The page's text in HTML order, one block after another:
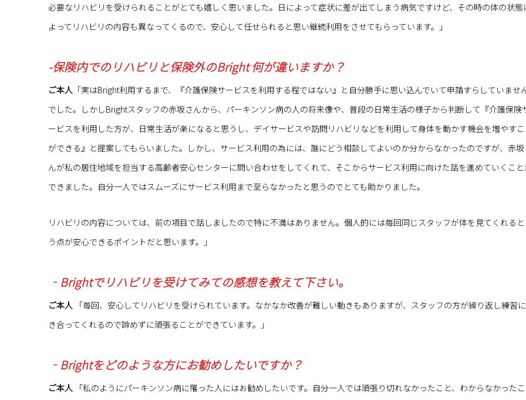
必要なリハビリを受けられることがとても嬉しく思いました。日によって症状に差が出てしまう病気ですけど、その時の体の状態
よってリハビリの内容も異なってくるので、安心して任せられると思い継続利用をさせてもらっています。」
-保険内でのリハビリと保険外のBright 何が違いますか？
ご本人 「実はBright利用するまで、『介護保険サービスを利用する程ではない』と自分勝手に思い込んでいて申請すらしていませ
でした。しかしBrightスタッフの赤坂さんから、パーキンソン病の人の将来像や、普段の日常生活の様子から判断して『介護保険
ービスを利用した方が、日常生活が楽になると思うし、デイサービスや訪問リハビリなどを利用して身体を動かす機会を増やす
ができる』と提案してもらいました。しかし、サービス利用の為には、誰にどう相談してよいのか分からなかったのですが、赤
んが私の居住地域を担当する高齢者安心センターに問い合わせをしてくれて、そこからサービス利用に向けた話を進めていくこ
できました。自分一人ではスムーズにサービス利用まで至らなかったと思うのでとても助かりました。
リハビリの内容については、前の項目で話しましたので特に不満はありません。個人的には毎回同じスタッフが体を見てくれる
う点が安心できるポイントだと思います。」
‐Brightでリハビリを受けてみての感想を教えて下さい。
ご本人 「毎回、安心してリハビリを受けられています。なかなか改善が難しい動きもありますが、スタッフの方が繰り返し練習
き合ってくれるので諦めずに頑張ることができています。」
‐Brightをどのような方にお勧めしたいですか？
ご本人 「私のようにパーキンソン病に罹った人にはお勧めしたいです。自分一人では頑張り切れなかったこと、わからなかったこ